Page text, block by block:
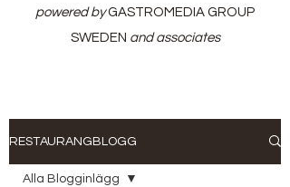
powered byGASTROMEDIA GROUP
SWEDEN and associates
RESTAURANGBLOGG
Alla Blogginlägg